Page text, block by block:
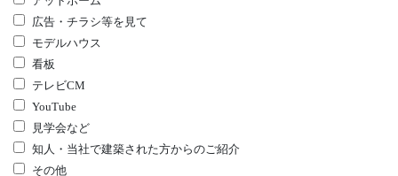
広告・チラシ等を見て
モデルハウス
看板
テレビCM
YouTube
見学会など
知人・当社で建築された方からのご紹介
その他